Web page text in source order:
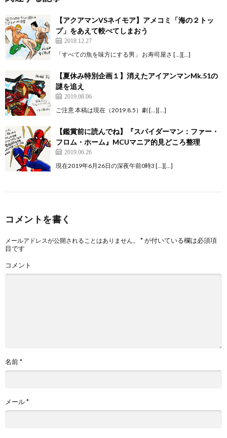
【アクアマンVSネイモア】アメコミ「海の２トッ
プ」をあえて較べてしまおう
2018.12.27
「すべての魚を味方にする男」 お寿司屋さ […][…]
【夏休み特別企画１】消えたアイアンマンMk.51の
謎を追え
2019.08.06
ご注意 本稿は現在（2019.8.5）劇 […][…]
【鑑賞前に読んでね】『スパイダーマン：ファー・
フロム・ホーム』MCUマニア的見どころ整理
2019.06.26
現在2019年6月26日の深夜午前0時3 […][…]
コメントを書く
メールアドレスが公開されることはありません。 *が付いている欄は必須項
目です
コメント
名前*
メール*